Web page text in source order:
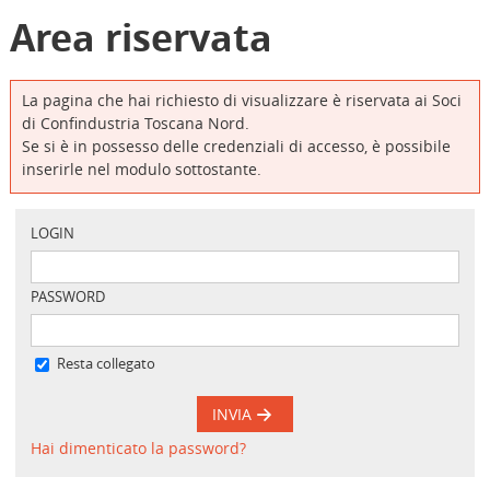
Area riservata
La pagina che hai richiesto di visualizzare è riservata ai Soci
di Confindustria Toscana Nord.
Se si è in possesso delle credenziali di accesso, è possibile
inserirle nel modulo sottostante.
LOGIN
PASSWORD
Resta collegato
INVIA
Hai dimenticato la password?